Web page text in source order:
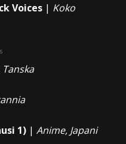
Voices | Koko
1) | Anime, Japani